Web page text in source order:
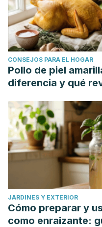
CONSEJOS PARA EL HOGAR
Pollo de piel
diferencia y qué
JARDINES Y EXTERIOR
Cómo preparar y
como enraizante: